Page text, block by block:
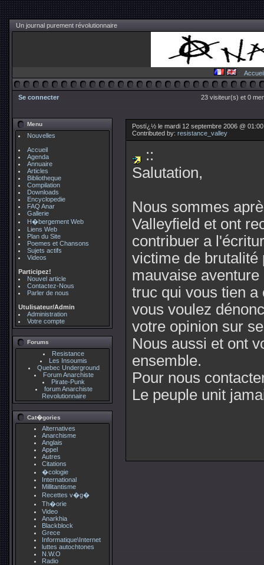
Un journal purement révolutionnaire
Accueil
Se connecter 23 visiteur(s) et 0
Menu
Nouvelles
Accueil
Agenda
Annuaire
Articles
Bibliotheque
Compilation
Downloads
Encyclopedie
FAQ Anar
Gallerie
H�bergement Web
Liens Web
Plan du Site
Poemes et Chansons
Sujets actifs
Videos
Participez!
Nouvel article
Contactez-Nous
Parler de nous
Utulisateur/Admin
Administration
Votre compte
Forums
Resistance
Les Insoumis
Quebec Underground
Forum Anarchiste
Pirate-Punk
forum Anarchiste
Revolutionnaire
Cat�gories
Alternatives
Anarchisme
Anglais
Appel
Autres
Citations
�cologie
International
Millitantisme
Recettes v�g�
Th�orie
Video
Anarkhia
Blackblock
Grece
Informatique\Internet
luttes autochtones
N.W.O
Radio
Postï¿½ le mardi 12 septembre 2006 @
Contributed by: resistance_valley
::
Salutation,
Nous sommes
Valleyfield et ont
contribuer a
victime de brutalité
mauvaise
truc qui vous tien
vous voulez
votre opinion sur
Nous aussi et ont
ensemble.
Pour nous
Le peuple unit